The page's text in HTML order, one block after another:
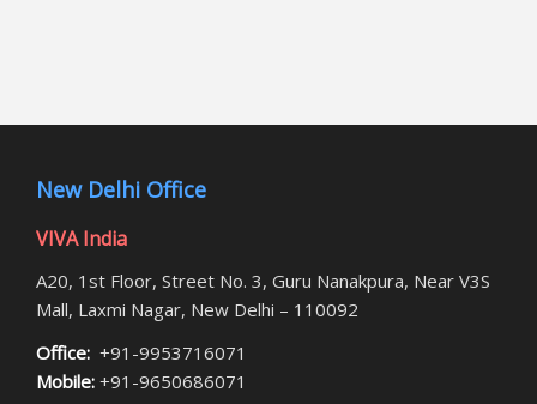
New Delhi Office
VIVA India
A20, 1st Floor, Street No. 3, Guru Nanakpura, Near V3S
Mall, Laxmi Nagar, New Delhi – 110092
Office: +91-9953716071
Mobile: +91-9650686071